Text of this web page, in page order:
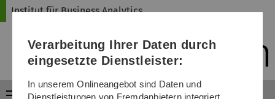
Direkt
Direkt
Direkt
(Sprache,
Drucken,
Media)
Direkt
Direkt
Institut für Business Analytics
Menü
Verarbeitung Ihrer Daten durch
eingesetzte Dienstleister:
In unserem Onlineangebot sind Daten und
Dienstleistungen von Fremdanbietern integriert.